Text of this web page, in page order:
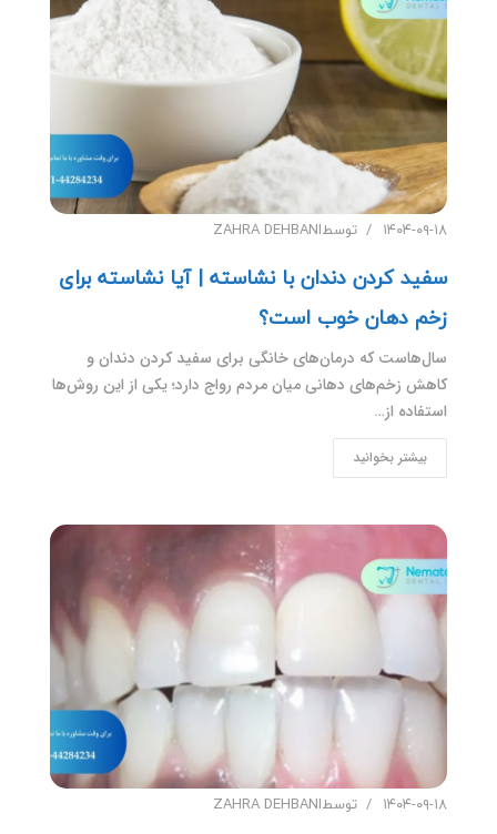
۱۴۰۴-۰۹-۱۸ توسطZAHRA DEHBANI
سفید کردن دندان با نشاسته | آیا نشاسته برای
زخم دهان خوب است؟
سال‌هاست که درمان‌های خانگی برای سفید کردن دندان و
کاهش زخم‌های دهانی میان مردم رواج دارد؛ یکی از این روش‌ها
استفاده از…
بیشتر بخوانید
۱۴۰۴-۰۹-۱۸ توسطZAHRA DEHBANI